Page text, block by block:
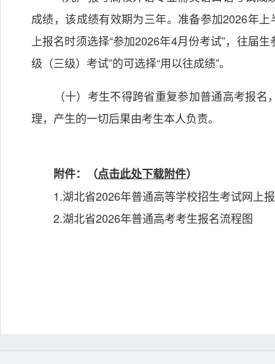
成绩，该成绩有效期为三年。准备参加2026年
上报名时须选择“参加2026年4月份考试”，往届
级（三级）考试”的可选择“用以往成绩”。
（十）考生不得跨省重复参加普通高考报名
理，产生的一切后果由考生本人负责。
附件：（点击此处下载附件）
1.湖北省2026年普通高等学校招生考试网上
2.湖北省2026年普通高考考生报名流程图